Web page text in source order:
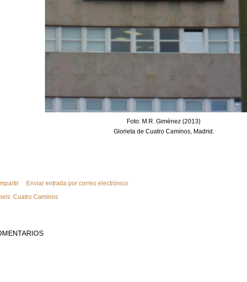
Foto: M.R. Giménez (2013)
Glorieta de Cuatro Caminos, Madrid.
Enviar entrada por correo electrónico
Cuatro Caminos